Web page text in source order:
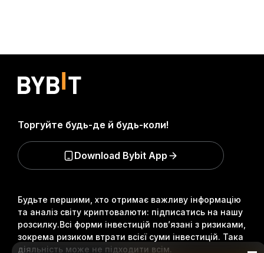
Будьте першими, хто отримає важливу інформацію
та аналіз світу криптовалюти: підписатись на нашу
розсилку.Всі форми інвестицій пов’язані з ризиками,
зокрема ризиком втрати всієї суми інвестицій. Така
діяльність може не підходити всім.
Торгуйте будь-де й будь-коли!
Download Bybit App